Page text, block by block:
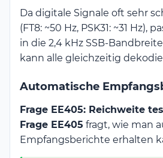
Da digitale Signale oft sehr
(FT8: ~50 Hz, PSK31: ~31 Hz),
in die 2,4 kHz SSB-
kann alle gleichzeitig
Automatische
Frage EE405: Reichweite
Frage EE405 fragt, wie man
Empfangsberichte erhalten